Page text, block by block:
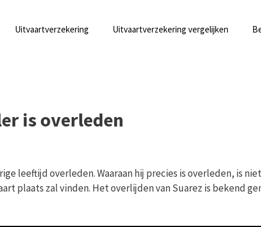
Uitvaartverzekering Uitvaartverzekering vergelijken
is overleden
leeftijd overleden. Waaraan hij precies is overleden, is niet
plaats zal vinden. Het overlijden van Suarez is bekend